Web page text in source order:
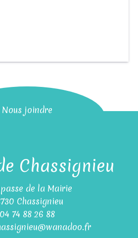
Nous joindre
Chassignieu
de la Mairie
Chassignieu
04 74 88 26 88